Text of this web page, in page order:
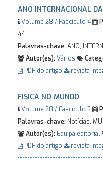
ANO INTERNACIONAL
Volume 28 / Fascículo 4
44
Palavras-chave:ANO,
Autor(es):Vários
PDF do artigo
revista
FISICA NO MUNDO
Volume 28 / Fascículo 3
Palavras-chave: Notícias,
Autor(es): Equipa editorial
PDF do artigo
revista